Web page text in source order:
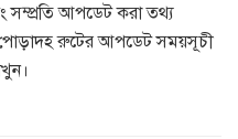
সম্প্রতি আপডেট করা তথ্য
পোড়াদহ রুটের আপডেট সময়সূচী